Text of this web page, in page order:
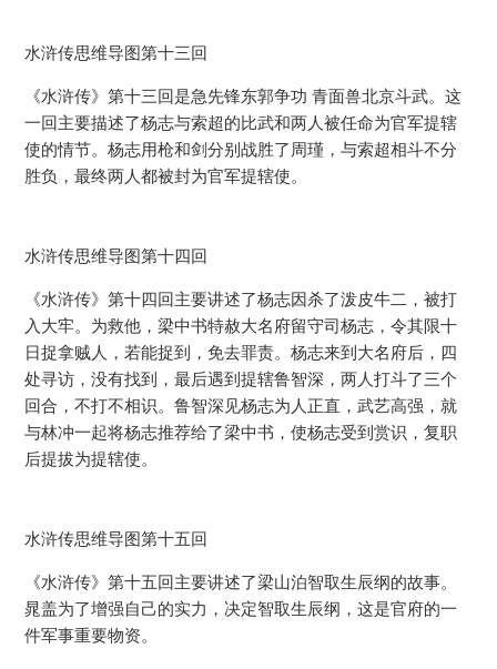
水浒传思维导图第十三回
《水浒传》第十三回是急先锋东郭争功 青面兽北京斗武。这
一回主要描述了杨志与索超的比武和两人被任命为官军提辖
使的情节。杨志用枪和剑分别战胜了周瑾，与索超相斗不分
胜负，最终两人都被封为官军提辖使。
水浒传思维导图第十四回
《水浒传》第十四回主要讲述了杨志因杀了泼皮牛二，被打
入大牢。为救他，梁中书特赦大名府留守司杨志，令其限十
日捉拿贼人，若能捉到，免去罪责。杨志来到大名府后，四
处寻访，没有找到，最后遇到提辖鲁智深，两人打斗了三个
回合，不打不相识。鲁智深见杨志为人正直，武艺高强，就
与林冲一起将杨志推荐给了梁中书，使杨志受到赏识，复职
后提拔为提辖使。
水浒传思维导图第十五回
《水浒传》第十五回主要讲述了梁山泊智取生辰纲的故事。
晁盖为了增强自己的实力，决定智取生辰纲，这是官府的一
件军事重要物资。